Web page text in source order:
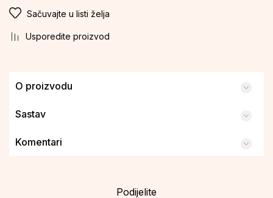
Sačuvajte u listi želja
Usporedite proizvod
O proizvodu
Sastav
Komentari
Podijelite